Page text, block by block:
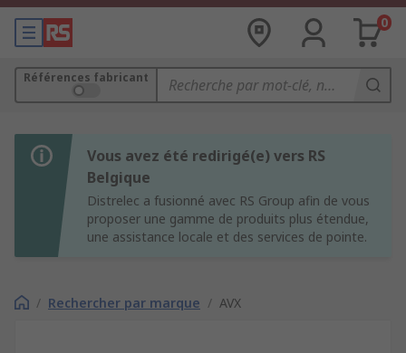
0
Références fabricant
Vous avez été redirigé(e) vers RS
Belgique
Distrelec a fusionné avec RS Group afin de vous
proposer une gamme de produits plus étendue,
une assistance locale et des services de pointe.
/ Rechercher par marque / AVX